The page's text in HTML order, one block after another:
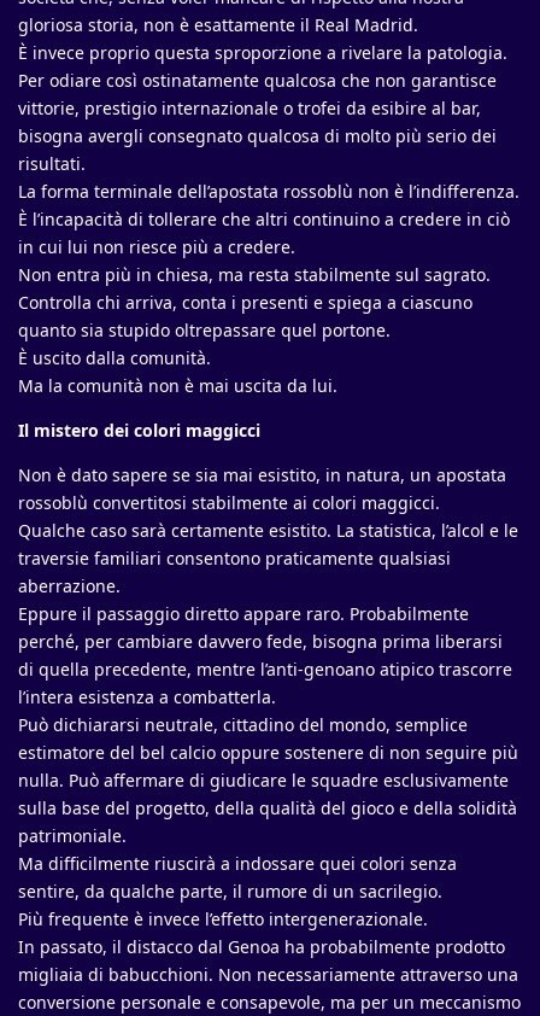
gloriosa storia, non è esattamente il Real Madrid.
È invece proprio questa sproporzione a rivelare la patologia.
Per odiare così ostinatamente qualcosa che non garantisce
vittorie, prestigio internazionale o trofei da esibire al bar,
bisogna avergli consegnato qualcosa di molto più serio dei
risultati.
La forma terminale dell’apostata rossoblù non è l’indifferenza.
È l’incapacità di tollerare che altri continuino a credere in ciò
in cui lui non riesce più a credere.
Non entra più in chiesa, ma resta stabilmente sul sagrato.
Controlla chi arriva, conta i presenti e spiega a ciascuno
quanto sia stupido oltrepassare quel portone.
È uscito dalla comunità.
Ma la comunità non è mai uscita da lui.
Il mistero dei colori maggicci
Non è dato sapere se sia mai esistito, in natura, un apostata
rossoblù convertitosi stabilmente ai colori maggicci.
Qualche caso sarà certamente esistito. La statistica, l’alcol e le
traversie familiari consentono praticamente qualsiasi
aberrazione.
Eppure il passaggio diretto appare raro. Probabilmente
perché, per cambiare davvero fede, bisogna prima liberarsi
di quella precedente, mentre l’anti-genoano atipico trascorre
l’intera esistenza a combatterla.
Può dichiararsi neutrale, cittadino del mondo, semplice
estimatore del bel calcio oppure sostenere di non seguire più
nulla. Può affermare di giudicare le squadre esclusivamente
sulla base del progetto, della qualità del gioco e della solidità
patrimoniale.
Ma difficilmente riuscirà a indossare quei colori senza
sentire, da qualche parte, il rumore di un sacrilegio.
Più frequente è invece l’effetto intergenerazionale.
In passato, il distacco dal Genoa ha probabilmente prodotto
migliaia di babucchioni. Non necessariamente attraverso una
conversione personale e consapevole, ma per un meccanismo